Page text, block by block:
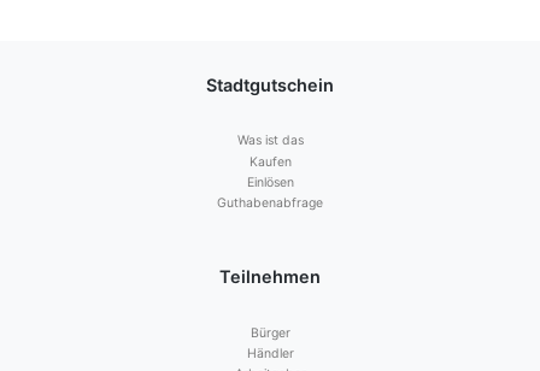
Stadtgutschein
Was ist das
Kaufen
Einlösen
Guthabenabfrage
Teilnehmen
Bürger
Händler